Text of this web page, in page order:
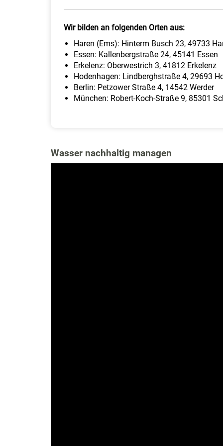
Wir bilden an folgenden Orten aus:
Haren (Ems): Hinterm Busch 23, 49733
Essen: Kallenbergstraße 24, 45141 Essen
Erkelenz: Oberwestrich 3, 41812 Erkelenz
Hodenhagen: Lindberghstraße 4, 29693
Berlin: Petzower Straße 4, 14542 Werder
München: Robert-Koch-Straße 9, 85301
Wasser nachhaltig managen